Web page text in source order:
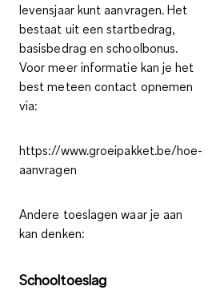
levensjaar kunt aanvragen. Het
bestaat uit een startbedrag,
basisbedrag en schoolbonus.
Voor meer informatie kan je het
best meteen contact opnemen
via:
https://www.groeipakket.be/hoe-
aanvragen
Andere toeslagen waar je aan
kan denken:
Schooltoeslag